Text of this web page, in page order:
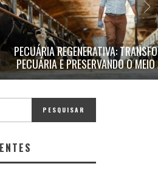
PECUÁRIA REGENERATIVA:
PECUÁRIA E PRESERVANDO O